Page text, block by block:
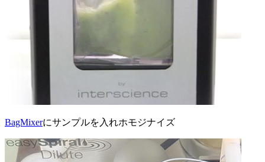
BagMixerにサンプルを入れホモジナイズ